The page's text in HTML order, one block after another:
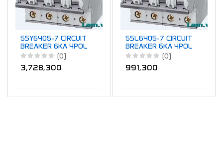
5SY6405-7 CIRCUIT
BREAKER 6KA 4POL
C0.5
(0)
3,728,300
5SL6405-7 CIRCUIT
BREAKER 6KA 4POL
C0.5
(0)
991,300